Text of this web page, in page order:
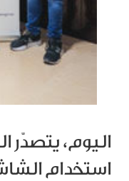
اليوم، يتصدّر
استخدام